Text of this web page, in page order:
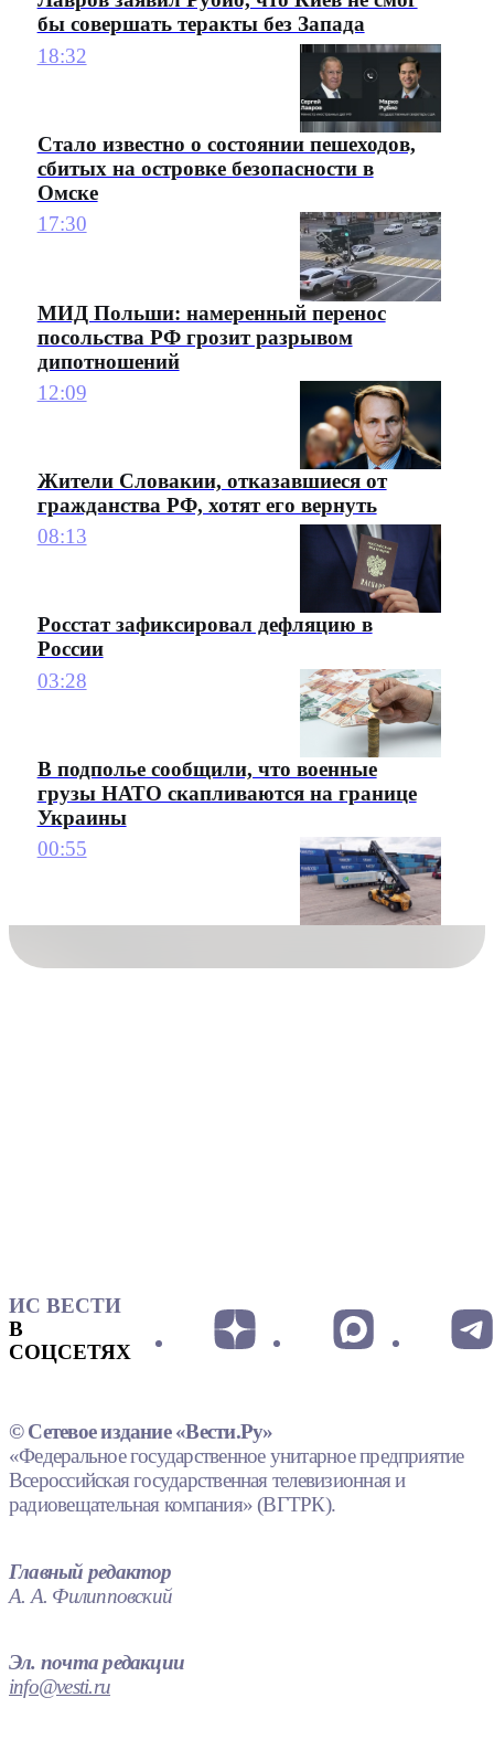
бы совершать теракты без Запада
18:32
Стало известно о состоянии пешеходов,
сбитых на островке безопасности в
Омске
17:30
МИД Польши: намеренный перенос
посольства РФ грозит разрывом
дипотношений
12:09
Жители Словакии, отказавшиеся от
гражданства РФ, хотят его вернуть
08:13
Росстат зафиксировал дефляцию в
России
03:28
В подполье сообщили, что военные
грузы НАТО скапливаются на границе
Украины
00:55
ИС ВЕСТИ
В
СОЦСЕТЯХ
© Сетевое издание «Вести.Ру»
«Федеральное государственное унитарное предприятие
Всероссийская государственная телевизионная и
радиовещательная компания» (ВГТРК).
Главный редактор
А. А. Филипповский
Эл. почта редакции
info@vesti.ru